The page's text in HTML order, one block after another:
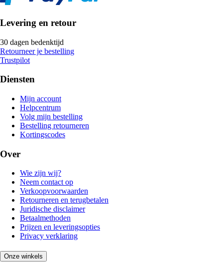
Levering en retour
30 dagen bedenktijd
Retourneer je bestelling
Trustpilot
Diensten
Mijn account
Helpcentrum
Volg mijn bestelling
Bestelling retourneren
Kortingscodes
Over
Wie zijn wij?
Neem contact op
Verkoopvoorwaarden
Retourneren en terugbetalen
Juridische disclaimer
Betaalmethoden
Prijzen en leveringsopties
Privacy verklaring
Onze winkels